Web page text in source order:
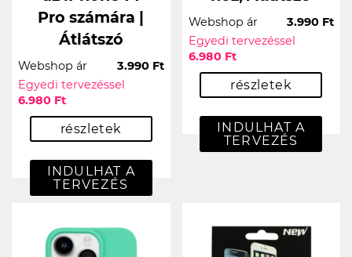
Pro számára |
Átlátszó
Webshop ár
3.990 Ft
Egyedi tervezéssel
6.980 Ft
részletek
INDULHAT A
TERVEZÉS
Webshop ár
3.990 Ft
Egyedi tervezéssel
6.980 Ft
részletek
INDULHAT A
TERVEZÉS